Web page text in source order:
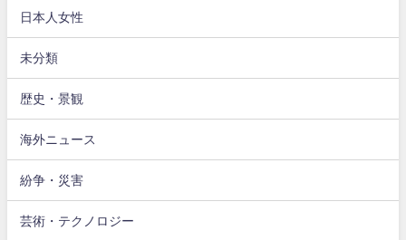
日本人女性
未分類
歴史・景観
海外ニュース
紛争・災害
芸術・テクノロジー